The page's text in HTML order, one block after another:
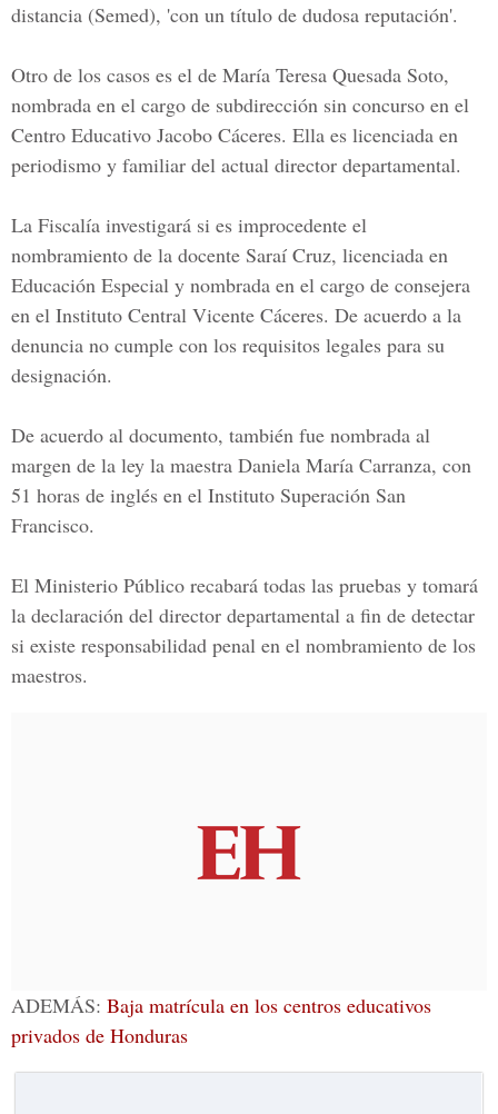
distancia (Semed), 'con un título de dudosa reputación'.
Otro de los casos es el de María Teresa Quesada Soto,
nombrada en el cargo de subdirección sin concurso en el
Centro Educativo Jacobo Cáceres. Ella es licenciada en
periodismo y familiar del actual director departamental.
La Fiscalía investigará si es improcedente el
nombramiento de la docente Saraí Cruz, licenciada en
Educación Especial y nombrada en el cargo de consejera
en el Instituto Central Vicente Cáceres. De acuerdo a la
denuncia no cumple con los requisitos legales para su
designación.
De acuerdo al documento, también fue nombrada al
margen de la ley la maestra Daniela María Carranza, con
51 horas de inglés en el Instituto Superación San
Francisco.
El Ministerio Público recabará todas las pruebas y tomará
la declaración del director departamental a fin de detectar
si existe responsabilidad penal en el nombramiento de los
maestros.
ADEMÁS: Baja matrícula en los centros educativos
privados de Honduras